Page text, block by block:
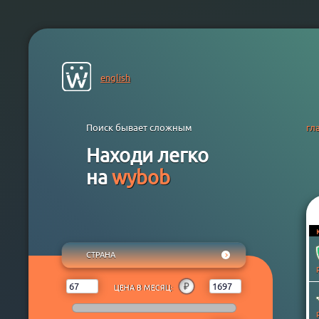
english
Поиск бывает сложным
Находи легко
на wybob
СТРАНА
АВСТРАЛИЯ
АВСТРИЯ
ЦЕНА В МЕСЯЦ: ₽
$
€
₽
¥
₸